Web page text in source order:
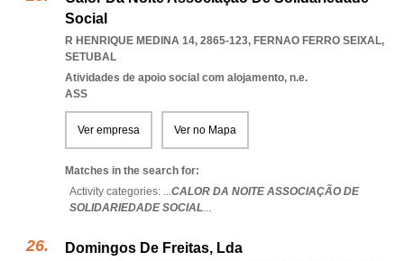
Social
R HENRIQUE MEDINA 14, 2865-123, FERNAO FERRO SEIXAL,
SETUBAL
Atividades de apoio social com alojamento, n.e.
ASS
Ver empresa Ver no Mapa
Matches in the search for:
Activity categories: ...CALOR DA NOITE ASSOCIAÇÃO DE
SOLIDARIEDADE SOCIAL...
Domingos De Freitas, Lda